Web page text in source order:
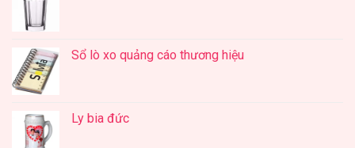
Sổ lò xo quảng cáo thương hiệu
Ly bia đức